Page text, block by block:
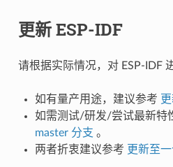
更新 ESP-IDF
请根据实际情况，对 ESP-IDF
如有量产用途，建议参考
如需测试/研发/尝试最新特
master 分支 。
两者折衷建议参考 更新至